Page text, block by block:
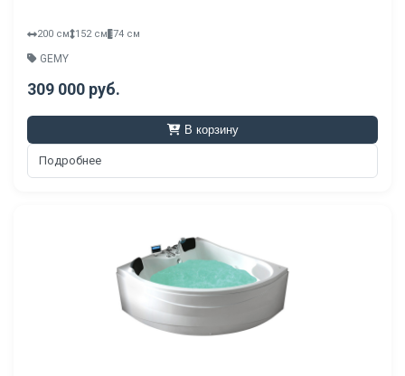
200 см 152 см 74 см
GEMY
309 000 руб.
В корзину
Подробнее